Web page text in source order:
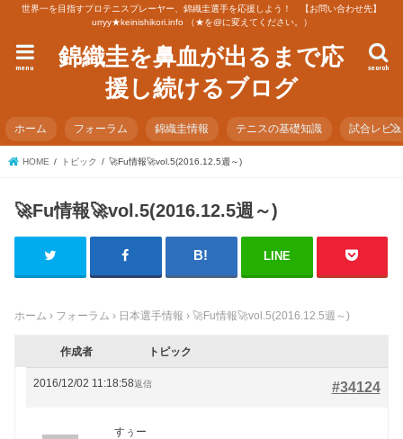
世界一を目指すプロテニスプレーヤー、錦織圭選手を応援しよう！ 【お問い合わせ先】
urryy★keinishikori.info （★を@に変えてください。）
錦織圭を鼻血が出るまで応
援し続けるブログ
search
menu
ホーム フォーラム 錦織圭情報 テニスの基礎知識 試合レビ
HOME トピック 🚀Fu情報🚀vol.5(2016.12.5週～)
🚀Fu情報🚀vol.5(2016.12.5週～)
LINE
ホーム › フォーラム › 日本選手情報 › 🚀Fu情報🚀vol.5(2016.12.5週～)
作成者 トピック
2016/12/02 11:18:58 #34124
返信
すぅー